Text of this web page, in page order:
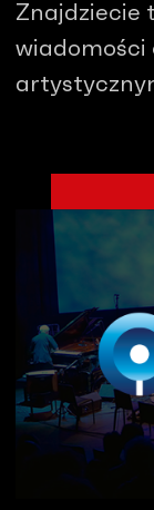
Znajdziecie
wiadomości